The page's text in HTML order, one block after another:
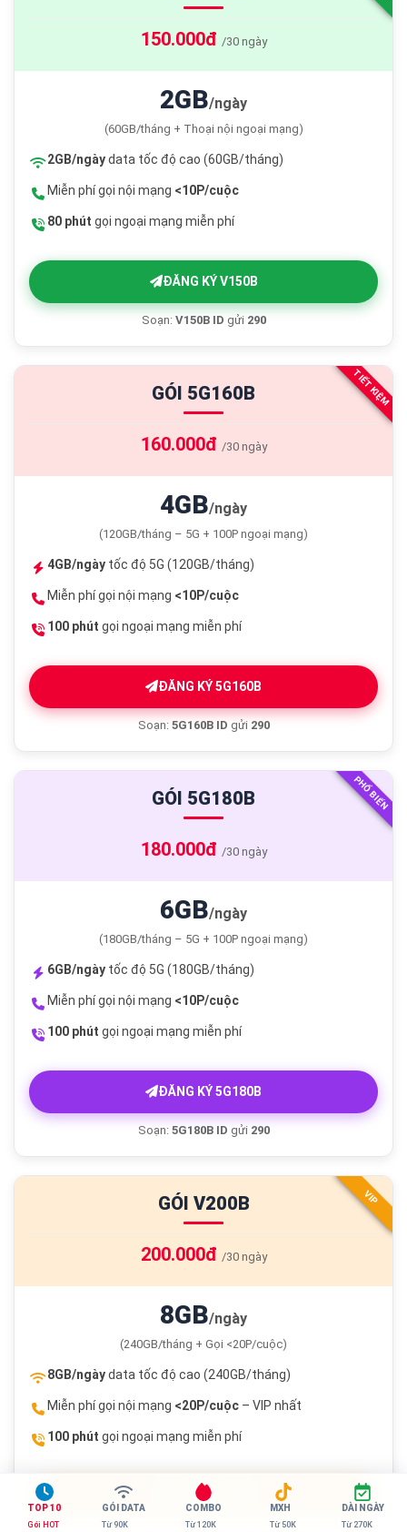
150.000đ /30 ngày
2GB/ngày
(60GB/tháng + Thoại nội ngoại mạng)
2GB/ngàydata tốc độ cao (60GB/tháng)
Miễn phí gọi nội mạng <10P/cuộc
80 phút gọi ngoại mạng miễn phí
ĐĂNG KÝ V150B
Soạn: V150B ID gửi 290
TIẾT KIỆM
GÓI 5G160B
160.000đ /30 ngày
4GB/ngày
(120GB/tháng – 5G + 100P ngoại mạng)
4GB/ngày tốc độ 5G (120GB/tháng)
Miễn phí gọi nội mạng <10P/cuộc
100 phút gọi ngoại mạng miễn phí
ĐĂNG KÝ 5G160B
Soạn: 5G160B ID gửi 290
PHỔ BIẾN
GÓI 5G180B
180.000đ /30 ngày
6GB/ngày
(180GB/tháng – 5G + 100P ngoại mạng)
6GB/ngày tốc độ 5G (180GB/tháng)
Miễn phí gọi nội mạng <10P/cuộc
100 phút gọi ngoại mạng miễn phí
ĐĂNG KÝ 5G180B
Soạn: 5G180B ID gửi 290
VIP
GÓI V200B
200.000đ /30 ngày
8GB/ngày
(240GB/tháng + Gọi <20P/cuộc)
8GB/ngàydata tốc độ cao (240GB/tháng)
Miễn phí gọi nội mạng <20P/cuộc – VIP nhất
100 phút gọi ngoại mạng miễn phí
ĐĂNG KÝ V200B
TOP 10
Gói HOT
GÓI DATA
Từ 90K
COMBO
Từ 120K
MXH
Từ 50K
DÀI NGÀY
Từ 270K